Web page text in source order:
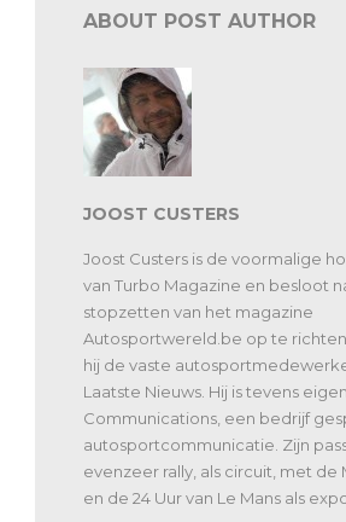
ABOUT POST AUTHOR
JOOST CUSTERS
Joost Custers is de voormalige
van Turbo Magazine en besloot
stopzetten van het magazine
Autosportwereld.be op te
hij de vaste
Laatste Nieuws. Hij is tevens
Communications, een bedrijf
autosportcommunicatie. Zijn
evenzeer rally, als circuit, met de
en de 24 Uur van Le Mans als